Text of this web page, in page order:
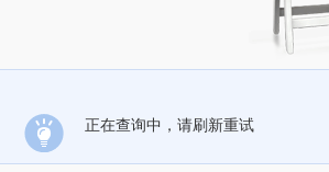
正在查询中，请刷新重试